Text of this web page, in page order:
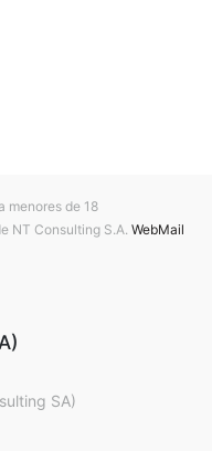
menores de 18
NT Consulting S.A. WebMail
SA)